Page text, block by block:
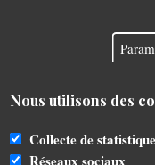
Propulsé par
Nous utilisons des
Collecte de
Réseaux sociaux